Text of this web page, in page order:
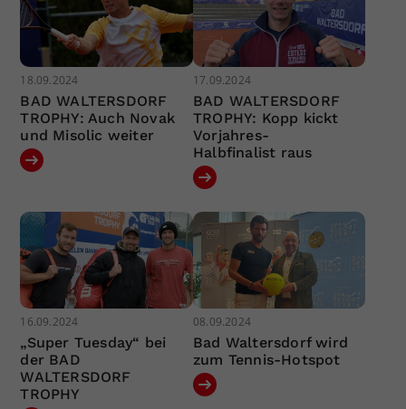
18.09.2024
BAD WALTERSDORF
TROPHY: Auch Novak
und Misolic weiter
17.09.2024
BAD WALTERSDORF
TROPHY: Kopp kickt
Vorjahres-
Halbfinalist raus
16.09.2024
„Super Tuesday“ bei
der BAD
WALTERSDORF
TROPHY
08.09.2024
Bad Waltersdorf wird
zum Tennis-Hotspot